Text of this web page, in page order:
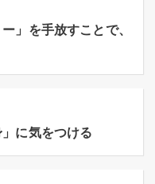
」を手放すことで、
」に気をつける